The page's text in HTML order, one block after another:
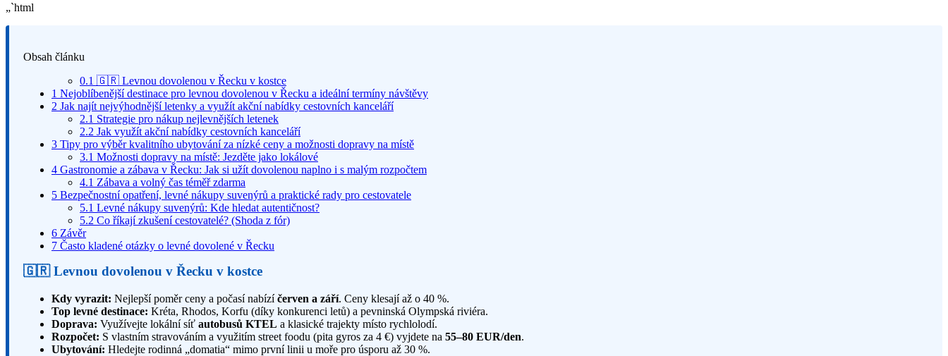
„`html
Obsah článku
0.1 🇬🇷 Levnou dovolenou v Řecku v kostce
1 Nejoblíbenější destinace pro levnou dovolenou v Řecku a ideální termíny návštěvy
2 Jak najít nejvýhodnější letenky a využít akční nabídky cestovních kanceláří
2.1 Strategie pro nákup nejlevnějších letenek
2.2 Jak využít akční nabídky cestovních kanceláří
3 Tipy pro výběr kvalitního ubytování za nízké ceny a možnosti dopravy na místě
3.1 Možnosti dopravy na místě: Jezděte jako lokálové
4 Gastronomie a zábava v Řecku: Jak si užít dovolenou naplno i s malým rozpočtem
4.1 Zábava a volný čas téměř zdarma
5 Bezpečnostní opatření, levné nákupy suvenýrů a praktické rady pro cestovatele
5.1 Levné nákupy suvenýrů: Kde hledat autentičnost?
5.2 Co říkají zkušení cestovatelé? (Shoda z fór)
6 Závěr
7 Často kladené otázky o levné dovolené v Řecku
🇬🇷 Levnou dovolenou v Řecku v kostce
Kdy vyrazit: Nejlepší poměr ceny a počasí nabízíčerven a září. Ceny klesají až o 40 %.
Top levné destinace: Kréta, Rhodos, Korfu (díky konkurenci letů) a pevninská Olympská riviéra.
Doprava: Využívejte lokální síť autobusů KTEL a klasické trajekty místo rychlolodí.
Rozpočet: S vlastním stravováním a využitím street foodu (pita gyros za 4 €) vyjdete na 55–80 EUR/den.
Ubytování: Hledejte rodinná „domatia“ mimo první linii u moře pro úsporu až 30 %.